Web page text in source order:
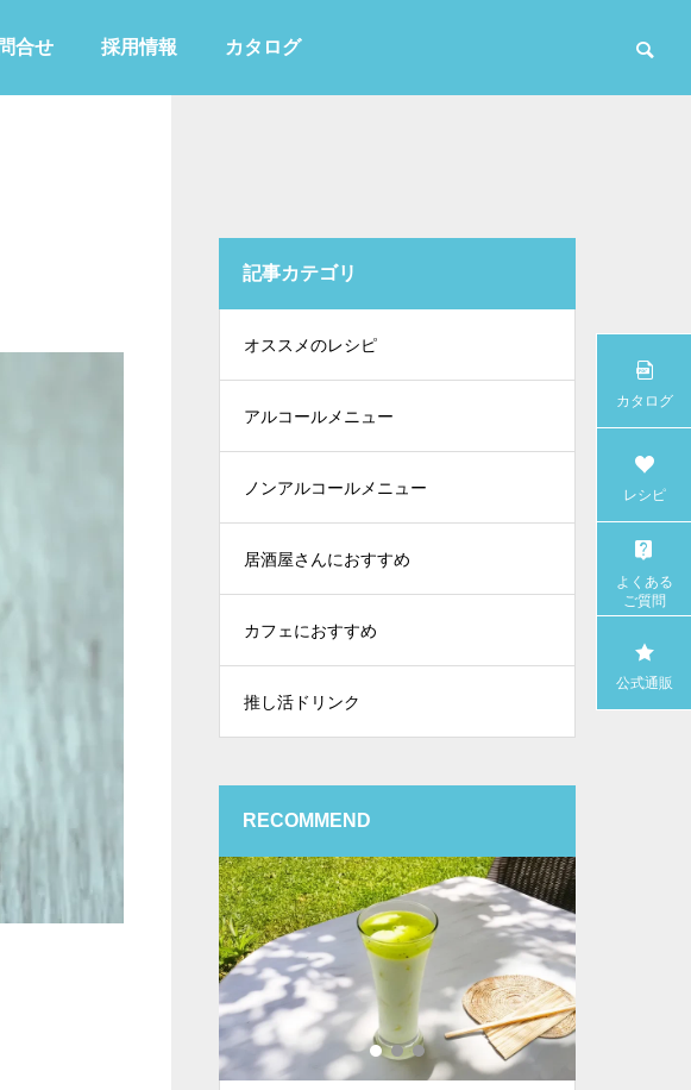
合せ 採用情報 カタログ
白・無色
記事カテゴリ
オススメのレシピ
アルコールメニュー
ノンアルコールメニュー
居酒屋さんにおすすめ
カフェにおすすめ
推し活ドリンク
RECOMMEND
カタログ
レシピ
よくある
ご質問
公式通販